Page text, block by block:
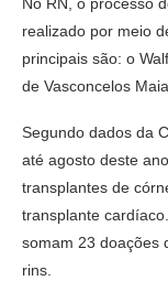
No RN, o processo
realizado por meio
principais são: o
de Vasconcelos
Segundo dados da
até agosto deste
transplantes de
transplante
somam 23 doações
rins.